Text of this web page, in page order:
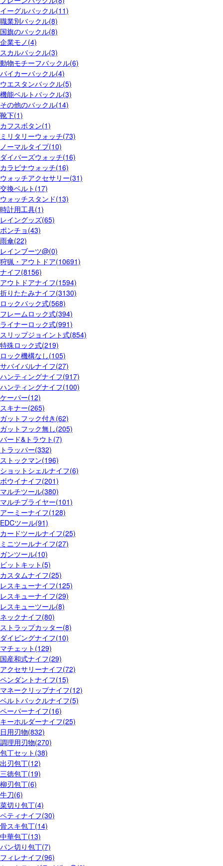
イーグルバックル(11)
職業別バックル(8)
国旗のバックル(8)
企業モノ(4)
スカルバックル(3)
動物モチーフバックル(6)
バイカーバックル(4)
ウエスタンバックル(5)
機能ベルトバックル(3)
その他のバックル(14)
靴下(1)
カフスボタン(1)
ミリタリーウォッチ(73)
ノーマルタイプ(10)
ダイバーズウォッチ(16)
カラビナウォッチ(16)
ウォッチアクセサリー(31)
交換ベルト(17)
ウォッチスタンド(13)
時計用工具(1)
レイングッズ(65)
ポンチョ(43)
雨傘(22)
レインブーツ@(0)
狩猟・アウトドア(10691)
ナイフ(8156)
アウトドアナイフ(1594)
折りたたみナイフ(3130)
ロックバック式(568)
フレームロック式(394)
ライナーロック式(991)
スリップジョイント式(854)
特殊ロック式(219)
ロック機構なし(105)
サバイバルナイフ(27)
ハンティングナイフ(917)
ハンティングナイフ(100)
ケーパー(12)
スキナー(265)
ガットフック付き(62)
ガットフック無し(205)
バード&トラウト(7)
トラッパー(332)
ストックマン(196)
ショットシェルナイフ(6)
ボウイナイフ(201)
マルチツール(380)
マルチプライヤー(101)
アーミーナイフ(128)
EDCツール(91)
カードツールナイフ(25)
ミニツールナイフ(27)
ガンツール(10)
ビットキット(5)
カスタムナイフ(25)
レスキューナイフ(125)
レスキューナイフ(29)
レスキューツール(8)
ネックナイフ(80)
ストラップカッター(8)
ダイビングナイフ(10)
マチェット(129)
国産和式ナイフ(29)
アクセサリーナイフ(72)
ペンダントナイフ(15)
マネークリップナイフ(12)
ベルトバックルナイフ(5)
ペーパーナイフ(16)
キーホルダーナイフ(25)
日用刃物(832)
調理用刃物(270)
包丁セット(38)
出刃包丁(12)
三徳包丁(19)
柳刃包丁(6)
牛刀(6)
菜切り包丁(4)
ペティナイフ(30)
骨スキ包丁(14)
中華包丁(13)
パン切り包丁(7)
フィレナイフ(96)